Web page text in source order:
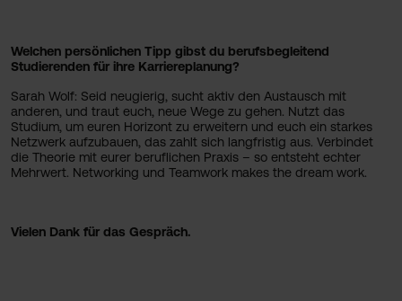
Welchen persönlichen Tipp gibst du berufsbegleitend
Studierenden für ihre Karriereplanung?
Sarah Wolf: Seid neugierig, sucht aktiv den Austausch mit
anderen, und traut euch, neue Wege zu gehen. Nutzt das
Studium, um euren Horizont zu erweitern und euch ein starkes
Netzwerk aufzubauen, das zahlt sich langfristig aus. Verbindet
die Theorie mit eurer beruflichen Praxis – so entsteht echter
Mehrwert. Networking und Teamwork makes the dream work.
Vielen Dank für das Gespräch.